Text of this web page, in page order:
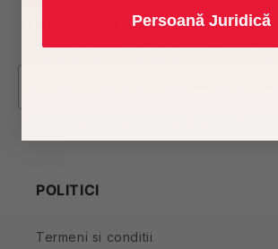
Fii la curent cu cele mai noi produse si
POLITICI
Termeni si conditii
Persoană Juridică